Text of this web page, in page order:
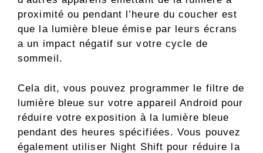
proximité ou pendant l’heure du coucher est
que la lumière bleue émise par leurs écrans
a un impact négatif sur votre cycle de
sommeil.
Cela dit, vous pouvez programmer le filtre de
lumière bleue sur votre appareil Android pour
réduire votre exposition à la lumière bleue
pendant des heures spécifiées. Vous pouvez
également utiliser Night Shift pour réduire la